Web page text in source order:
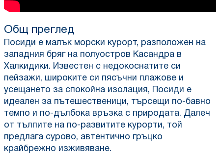
Общ преглед
Посиди е малък морски курорт, разположен на
западния бряг на полуостров Касандра в
Халкидики. Известен с недокоснатите си
пейзажи, широките си пясъчни плажове и
усещането за спокойна изолация, Посиди е
идеален за пътешественици, търсещи по-бавно
темпо и по-дълбока връзка с природата. Далеч
от тълпите на по-развитите курорти, той
предлага сурово, автентично гръцко
крайбрежно изживяване.